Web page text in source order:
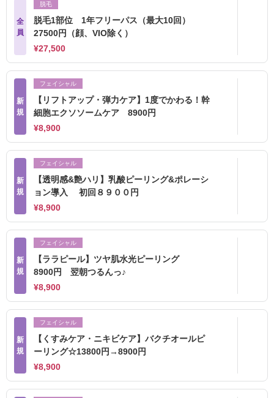
全
員
脱毛
脱毛1部位 1年フリーパス（最大10回）
27500円（顔、VIO除く）
¥27,500
新
規
フェイシャル
【リフトアップ・弾力ケア】1度でかわる！幹
細胞エクソソームケア 8900円
¥8,900
新
規
フェイシャル
【透明感&艶ハリ】乳酸ピーリング&ポレーシ
ョン導入 初回８９００円
¥8,900
新
規
フェイシャル
【ララピール】ツヤ肌水光ピーリング
8900円 翌朝つるんっ♪
¥8,900
新
規
フェイシャル
【くすみケア・ニキビケア】バクチオールピ
ーリング☆13800円→8900円
¥8,900